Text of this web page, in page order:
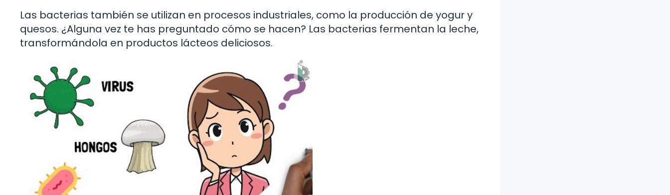
Las bacterias también se utilizan en procesos industriales, como la producción de yogur y
quesos. ¿Alguna vez te has preguntado cómo se hacen? Las bacterias fermentan la leche,
transformándola en productos lácteos deliciosos.